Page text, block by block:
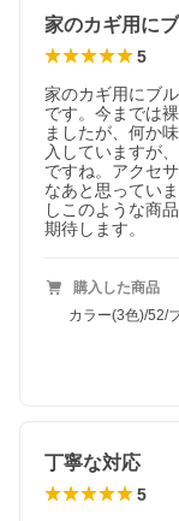
5
家のカギ用にブ
です。今までは
ましたが、何か
入していますが
ですね。アクセ
なあと思ってい
しこのような商
期待します。
購入した商品
カラー(3色)/52/
丁寧な対応
5